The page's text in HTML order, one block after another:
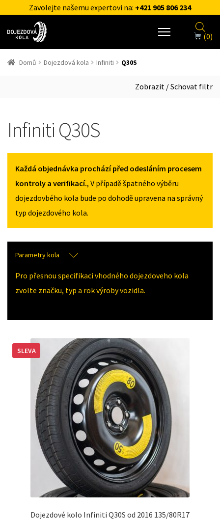
Zavolejte našemu expertovi na: +421 905 806 234
(0)
Domů Dojezdová kola Infiniti Q30S
Zobrazit / Schovat filtr
Infiniti Q30S
Každá objednávka prochází před odesláním procesem
kontroly a verifikací., V případě špatného výběru
dojezdovbého kola bude po dohodě upravena na správný
typ dojezdového kola.
Parametry kola
Pro přesnou specifikaci vhodného dojezdoveho kola
zvolte značku, typ a rok výroby vozidla.
Dojezdové kolo Infiniti Q30S od 2016 135/80R17
SLEVA